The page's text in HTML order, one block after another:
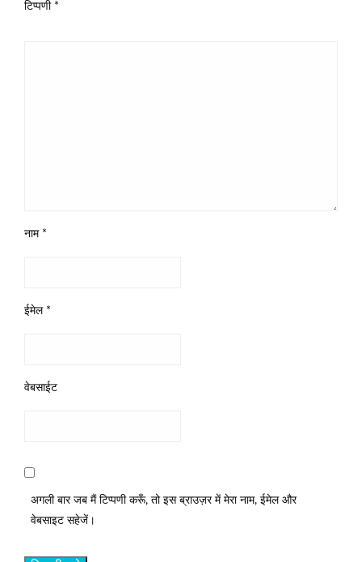
टिप्पणी *
नाम *
ईमेल *
वेबसाईट
अगली बार जब मैं टिप्पणी करूँ, तो इस ब्राउज़र में मेरा नाम, ईमेल और
वेबसाइट सहेजें।